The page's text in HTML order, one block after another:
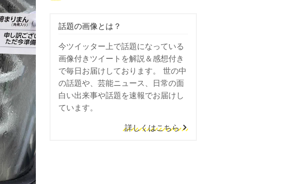
話題の画像とは？
今ツイッター上で話題になっている
画像付きツイートを解説＆感想付き
で毎日お届けしております。 世の中
の話題や、芸能ニュース、日常の面
白い出来事や話題を速報でお届けし
ています。
詳しくはこちら